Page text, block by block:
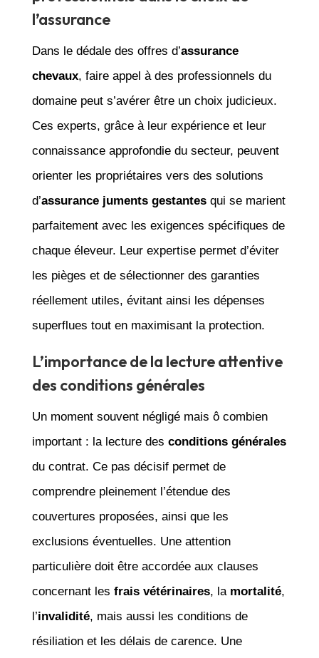
l’assurance
Dans le dédale des offres d’assurance
chevaux, faire appel à des professionnels du
domaine peut s’avérer être un choix judicieux.
Ces experts, grâce à leur expérience et leur
connaissance approfondie du secteur, peuvent
orienter les propriétaires vers des solutions
d’assurance juments gestantesqui se marient
parfaitement avec les exigences spécifiques de
chaque éleveur. Leur expertise permet d’éviter
les pièges et de sélectionner des garanties
réellement utiles, évitant ainsi les dépenses
superflues tout en maximisant la protection.
L’importance de la lecture attentive
des conditions générales
Un moment souvent négligé mais ô combien
important : la lecture des conditions générales
du contrat. Ce pas décisif permet de
comprendre pleinement l’étendue des
couvertures proposées, ainsi que les
exclusions éventuelles. Une attention
particulière doit être accordée aux clauses
concernant les frais vétérinaires, la mortalité,
l’invalidité, mais aussi les conditions de
résiliation et les délais de carence. Une